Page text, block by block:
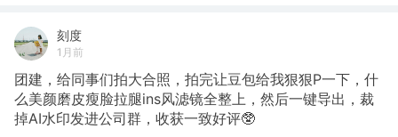
刻度
1月前
团建，给同事们拍大合照，拍完让豆包给我狠狠P一下，什
么美颜磨皮瘦脸拉腿ins风滤镜全整上，然后一键导出，裁
掉AI水印发进公司群，收获一致好评🥸